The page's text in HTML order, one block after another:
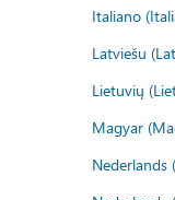
Italiano
Latviešu
Lietuvių
Magyar
Nederlands